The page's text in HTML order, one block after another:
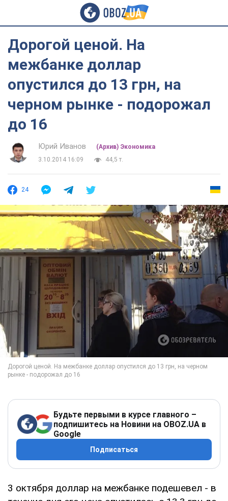
Дорогой ценой. На
межбанке доллар
опустился до 13 грн, на
черном рынке - подорожал
до 16
Юрий Иванов
(Архив) Экономика
3.10.2014 16:09
44,5 т.
24
Будьте первыми в курсе главного –
подпишитесь на Новини на OBOZ.UA в
Google
Подписаться
3 октября доллар на межбанке подешевел - в